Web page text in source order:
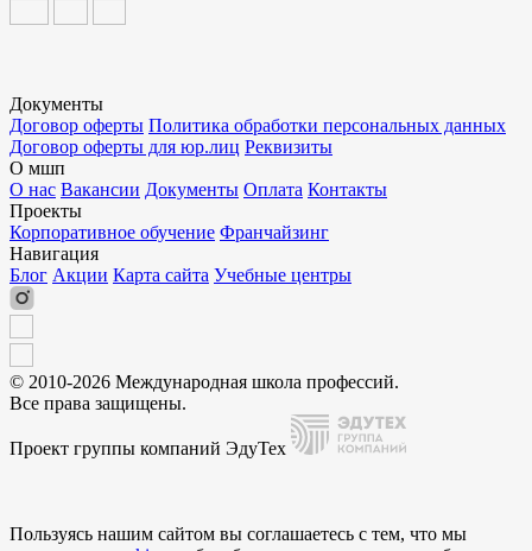
Документы
Договор оферты Политика обработки персональных данных
Договор оферты для юр.лиц Реквизиты
О мшп
О нас Вакансии Документы Оплата Контакты
Проекты
Корпоративное обучение Франчайзинг
Навигация
Блог Акции Карта сайта Учебные центры
© 2010-2026 Международная школа профессий.
Все права защищены.
Проект группы компаний ЭдуТех
Пользуясь нашим сайтом вы соглашаетесь с тем, что мы